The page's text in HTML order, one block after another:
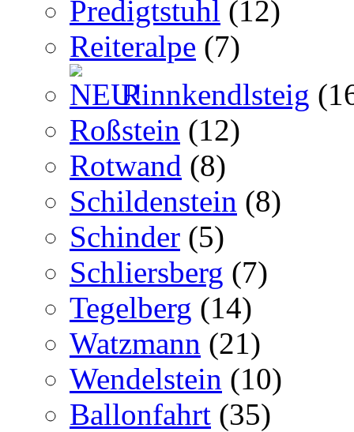
Predigtstuhl (12)
Reiteralpe (7)
Rinnkendlsteig
Roßstein (12)
Rotwand (8)
Schildenstein (8)
Schinder (5)
Schliersberg (7)
Tegelberg (14)
Watzmann (21)
Wendelstein (10)
Ballonfahrt (35)